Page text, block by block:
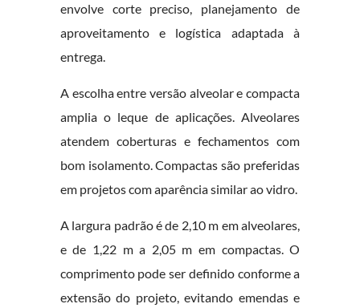
envolve corte preciso, planejamento de
aproveitamento e logística adaptada à
entrega.
A escolha entre versão alveolar e compacta
amplia o leque de aplicações. Alveolares
atendem coberturas e fechamentos com
bom isolamento. Compactas são preferidas
em projetos com aparência similar ao vidro.
A largura padrão é de 2,10 m em alveolares,
e de 1,22 m a 2,05 m em compactas. O
comprimento pode ser definido conforme a
extensão do projeto, evitando emendas e